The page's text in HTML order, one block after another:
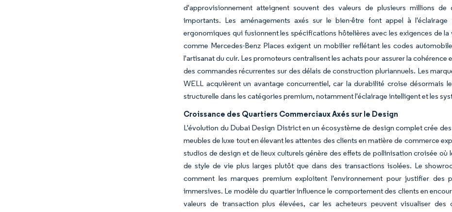
d'approvisionnement atteignent souvent des valeurs de plusieurs millions
importants. Les aménagements axés sur le bien-être font appel à
ergonomiques qui fusionnent les spécifications hôtelières avec les exigences de
comme Mercedes-Benz Places exigent un mobilier reflétant les codes
l'artisanat du cuir. Les promoteurs centralisent les achats pour assurer la
des commandes récurrentes sur des délais de construction pluriannuels. Les
WELL acquièrent un avantage concurrentiel, car la durabilité croise désormais
structurelle dans les catégories premium, notamment l'éclairage intelligent et les
Croissance des Quartiers Commerciaux Axés sur le Design
L'évolution du Dubai Design District en un écosystème de design complet crée
meubles de luxe tout en élevant les attentes des clients en matière de commerce
studios de design et de lieux culturels génère des effets de pollinisation croisée
de style de vie plus larges plutôt que dans des transactions isolées. Le
comment les marques premium exploitent l'environnement pour justifier des
immersives. Le modèle du quartier influence le comportement des clients en
valeurs de transaction plus élevées, car les acheteurs peuvent visualiser